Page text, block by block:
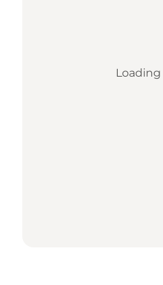
Loading